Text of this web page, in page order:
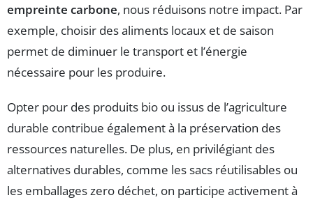
empreinte carbone, nous réduisons notre impact. Par
exemple, choisir des aliments locaux et de saison
permet de diminuer le transport et l’énergie
nécessaire pour les produire.
Opter pour des produits bio ou issus de l’agriculture
durable contribue également à la préservation des
ressources naturelles. De plus, en privilégiant des
alternatives durables, comme les sacs réutilisables ou
les emballages zero déchet, on participe activement à